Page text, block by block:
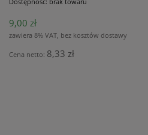
9,00 zł
zawiera 8% VAT, bez kosztów dostawy
Cena netto: 8,33 zł